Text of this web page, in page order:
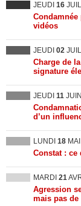
JEUDI 16
vidéos
JEUDI 02
Charge de
signature
JEUDI 11
d’un
LUNDI 18
Constat : ce
MARDI 21
Agression
mais pas